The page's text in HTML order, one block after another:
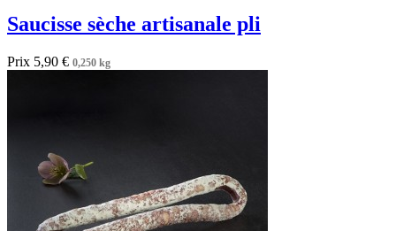
Saucisse sèche artisanale pli
Prix 5,90 € 0,250 kg